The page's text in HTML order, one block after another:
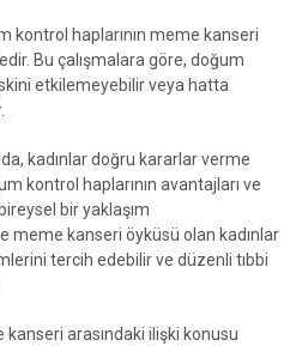
kontrol haplarının meme kanseri
Bu çalışmalara göre, doğum
etkilemeyebilir veya hatta
kadınlar doğru kararlar verme
kontrol haplarının avantajları ve
bir yaklaşım
meme kanseri öyküsü olan kadınlar
tercih edebilir ve düzenli tıbbi
arasındaki ilişki konusu